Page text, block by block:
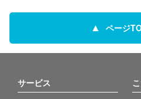
ページ
サービス